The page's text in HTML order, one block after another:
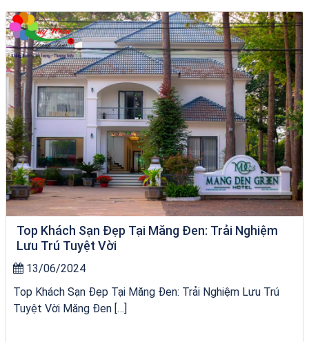
VÉ HẢI GIANG
Top Khách Sạn Đẹp Tại Măng Đen: Trải Nghiệm
Lưu Trú Tuyệt Vời
13/06/2024
Top Khách Sạn Đẹp Tại Măng Đen: Trải Nghiệm Lưu Trú
Tuyệt Vời Măng Đen […]